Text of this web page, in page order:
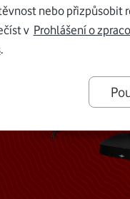
nebo přizpůsobit
v Prohlášení o
.